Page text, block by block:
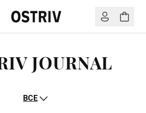
JOURNAL
ВСЕ